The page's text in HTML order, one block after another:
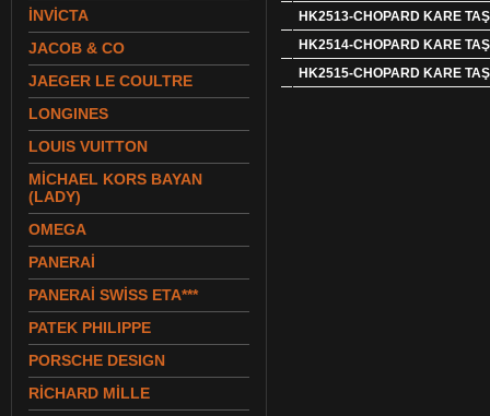
İNVİCTA
JACOB & CO
JAEGER LE COULTRE
LONGINES
LOUIS VUITTON
MİCHAEL KORS BAYAN
(LADY)
OMEGA
PANERAİ
PANERAİ SWİSS ETA***
PATEK PHILIPPE
PORSCHE DESIGN
RİCHARD MİLLE
HK2513-CHOPARD KARE
HK2514-CHOPARD KARE
HK2515-CHOPARD KARE